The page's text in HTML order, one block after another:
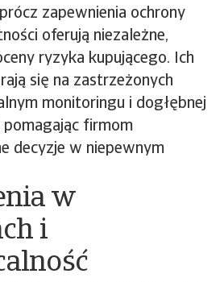
zapewnienia ochrony
oferują niezależne,
ryzyka kupującego. Ich
się na zastrzeżonych
monitoringu i dogłębnej
firmom
decyzje w niepewnym
w
i